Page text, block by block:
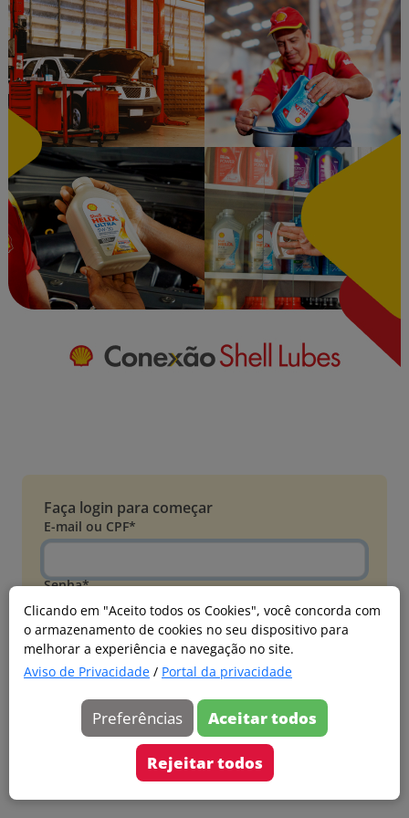
Clicando em "Aceito todos os Cookies", você concorda com
o armazenamento de cookies no seu dispositivo para
melhorar a experiência e navegação no site.
Aviso de Privacidade / Portal da privacidade
Preferências Aceitar todos
Rejeitar todos
Faça login para começar
E-mail ou CPF*
Senha*
Esqueci minha senha
Entrar
Acessar com Microsoft
Ainda não faz parte?
Cadastre-se
Versão 20260805.7